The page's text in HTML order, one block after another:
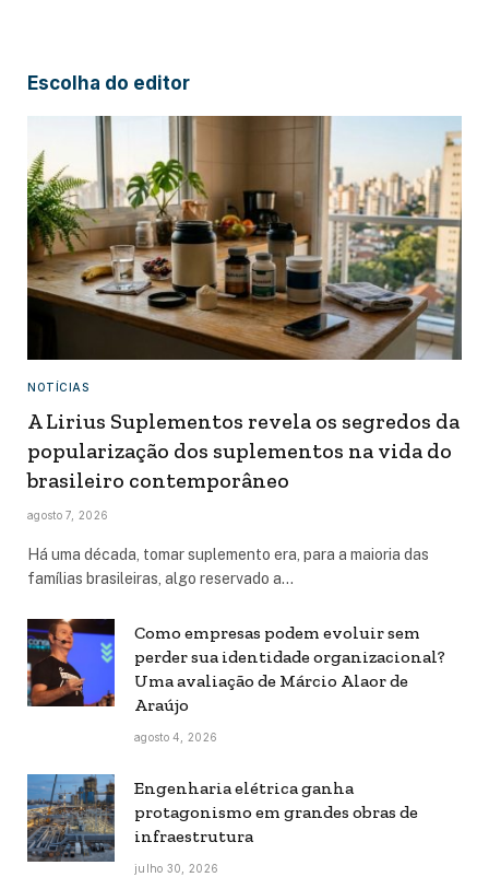
Escolha do editor
NOTÍCIAS
A Lirius Suplementos revela os segredos da
popularização dos suplementos na vida do
brasileiro contemporâneo
agosto 7, 2026
Há uma década, tomar suplemento era, para a maioria das
famílias brasileiras, algo reservado a…
Como empresas podem evoluir sem
perder sua identidade organizacional?
Uma avaliação de Márcio Alaor de
Araújo
agosto 4, 2026
Engenharia elétrica ganha
protagonismo em grandes obras de
infraestrutura
julho 30, 2026